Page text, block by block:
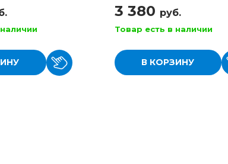
3 380 руб.
Товар есть в наличии
В КОРЗИНУ